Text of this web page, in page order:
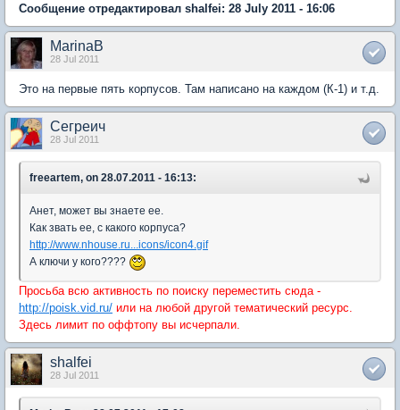
Сообщение отредактировал shalfei: 28 July 2011 - 16:06
MarinaB
28 Jul 2011
Это на первые пять корпусов. Там написано на каждом (К-1) и т.д.
Сегреич
28 Jul 2011
freeartem, on 28.07.2011 - 16:13:
Анет, может вы знаете ее.
Как звать ее, с какого корпуса?
http://www.nhouse.ru...icons/icon4.gif
А ключи у кого????
Просьба всю активность по поиску переместить сюда -
http://poisk.vid.ru/ или на любой другой тематический ресурс.
Здесь лимит по оффтопу вы исчерпали.
shalfei
28 Jul 2011